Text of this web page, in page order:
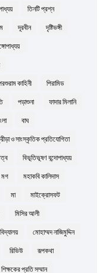
তিনটি প্রশ্ন
দূরবীন দৃষ্টিভঙ্গী
কাহিনী পিরামিড
পড়াশুনা ফাদার মিলানি
বাঘ
ও সাংস্কৃতিক প্রতিযোগিতা
বিভূতিভূষণ বন্দোপাধ্যয়
মগ মহাকবি কালিদাস
মা মাইক্রোসফট
মিসির আলী
মোহাম্মদ নাজিমুদ্দিন
রিভিউ রূপকথা
শিক্ষকের প্রতি সম্মান